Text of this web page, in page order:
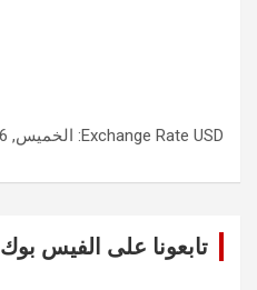
Exchange Rate USD : الخميس, 6 أغسطس.
تابعونا على الفيس بوك